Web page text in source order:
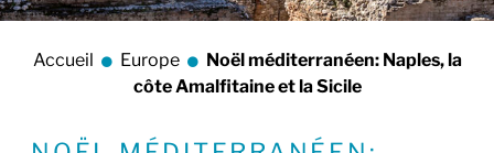
Accueil Europe
Noël méditerranéen: Naples, la
côte Amalfitaine et la Sicile